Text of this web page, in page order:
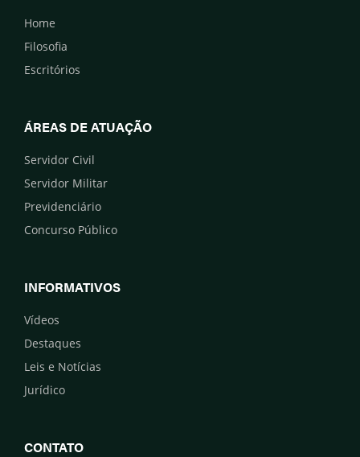
Home
Filosofia
Escritórios
ÁREAS DE ATUAÇÃO
Servidor Civil
Servidor Militar
Previdenciário
Concurso Público
INFORMATIVOS
Vídeos
Destaques
Leis e Notícias
Jurídico
CONTATO